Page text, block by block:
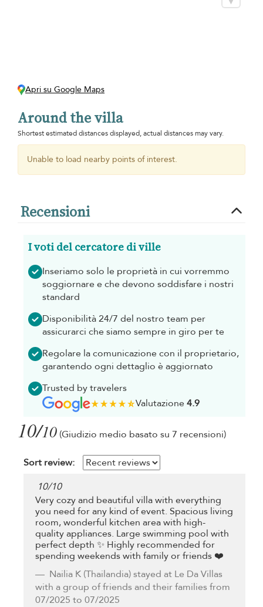
Apri su Google Maps
Around the villa
Shortest estimated distances displayed, actual distances may vary.
Unable to load nearby points of interest.
Recensioni
I voti del cercatore di ville
Inseriamo solo le proprietà in cui vorremmo
soggiornare e che devono soddisfare i nostri
standard
Disponibilità 24/7 del nostro team per
assicurarci che siamo sempre in giro per te
Regolare la comunicazione con il proprietario,
garantendo ogni dettaglio è aggiornato
Trusted by travelers
Valutazione4.9
10/10 (Giudizio medio basato su 7 recensioni)
Sort review:
10/10
Very cozy and beautiful villa with everything
you need for any kind of event. Spacious living
room, wonderful kitchen area with high-
quality appliances. Large swimming pool with
perfect depth ✨ Highly recommended for
spending weekends with family or friends ❤️
Nailia K (Thailandia) stayed at Le Da Villas
with a group of friends and their families from
07/2025 to 07/2025